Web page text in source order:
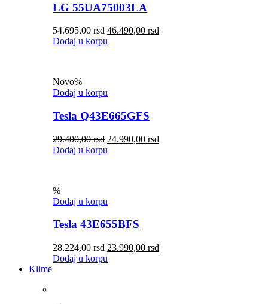
LG 55UA75003LA
54.695,00rsd 46.490,00 rsd
Dodaj u korpu
Novo%
Dodaj u korpu
Tesla Q43E665GFS
29.400,00rsd 24.990,00 rsd
Dodaj u korpu
%
Dodaj u korpu
Tesla 43E655BFS
28.224,00rsd 23.990,00 rsd
Dodaj u korpu
Klime